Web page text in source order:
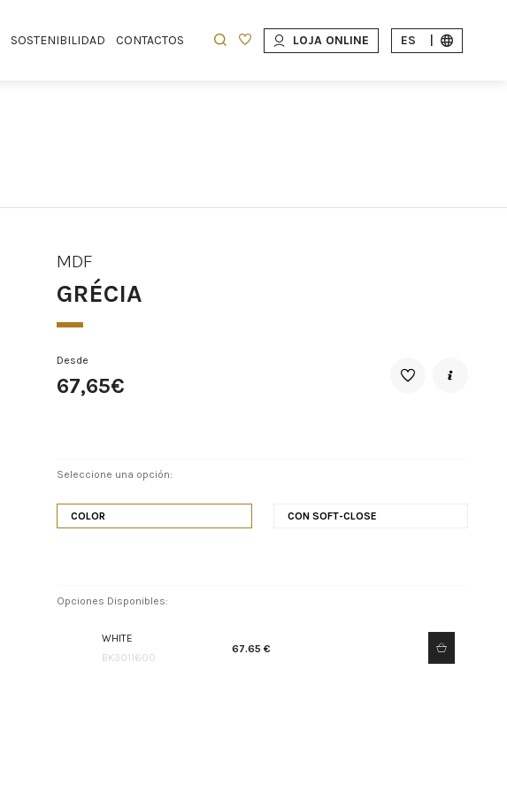
SOSTENIBILIDAD CONTACTOS LOJA ONLINE ES
MDF
GRÉCIA
Desde
67,65€
Seleccione una opción:
COLOR CON SOFT-CLOSE
Opciones Disponibles:
WHITE
BK3011600
67.65 €